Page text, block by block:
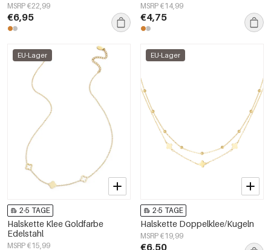
MSRP €22,99
€6,95
MSRP €14,99
€4,75
EU-Lager
2-5 TAGE
Halskette Klee Goldfarbe
Edelstahl
MSRP €15,99
EU-Lager
2-5 TAGE
Halskette Doppelklee/Kugeln
MSRP €19,99
€6,50